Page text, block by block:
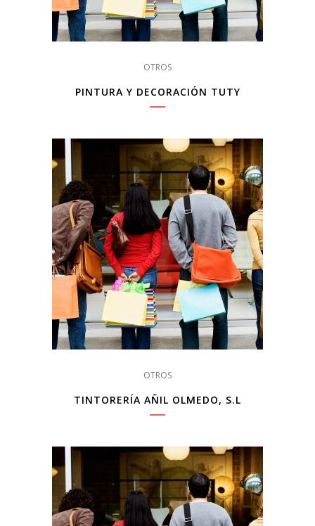
OTROS
PINTURA Y DECORACIÓN TUTY
OTROS
TINTORERÍA AÑIL OLMEDO, S.L